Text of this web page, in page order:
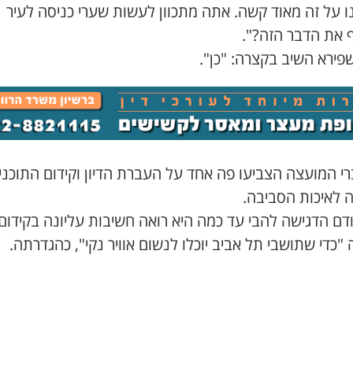
על זה מאוד קשה. אתה מתכוון לעשות שערי כניסה לעיר
את הדבר הזה?".
השיב בקצרה: "כן".
המועצה הצביעו פה אחד על העברת הדיון וקידום
לאיכות הסביבה.
הדגישה להבי עד כמה היא רואה חשיבות עליונה
"כדי שתושבי תל אביב יוכלו לנשום אוויר נקי", כהגדרתה.